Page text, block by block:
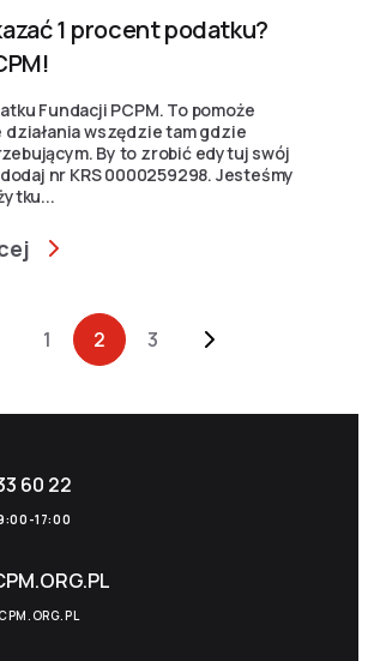
1 procent podatku?
Fundacji PCPM. To pomoże
działania wszędzie tam gdzie
By to zrobić edytuj swój
nr KRS 0000259298. Jesteśmy
Pagination
1 2 3
60 22
17:00